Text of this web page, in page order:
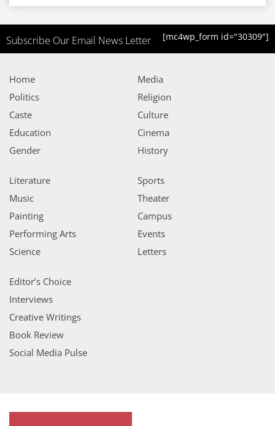
Subscribe Our Email News Letter [mc4wp_form id="30309"]
Home
Politics
Caste
Education
Gender
Media
Religion
Culture
Cinema
History
Literature
Music
Painting
Performing Arts
Science
Sports
Theater
Campus
Events
Letters
Editor’s Choice
Interviews
Creative Writings
Book Review
Social Media Pulse